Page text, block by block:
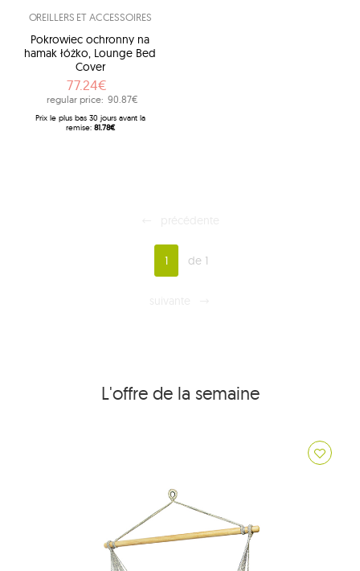
OREILLERS ET ACCESSOIRES
Pokrowiec ochronny na
hamak łóżko, Lounge Bed
Cover
77.24€
regular price: 90.87€
Prix ​​le plus bas 30 jours avant la
remise: 81.78€
1 de 1
L'offre de la semaine